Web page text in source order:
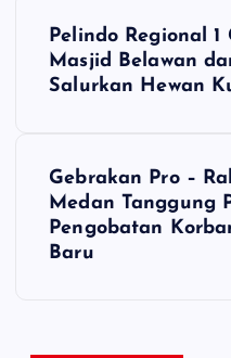
Pelindo Regional 1
Masjid Belawan
Salurkan Hewan
Gebrakan Pro –
Medan Tanggung
Pengobatan
Baru